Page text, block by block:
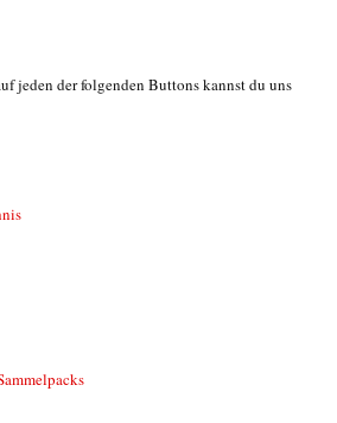
jeden der folgenden Buttons kannst du uns